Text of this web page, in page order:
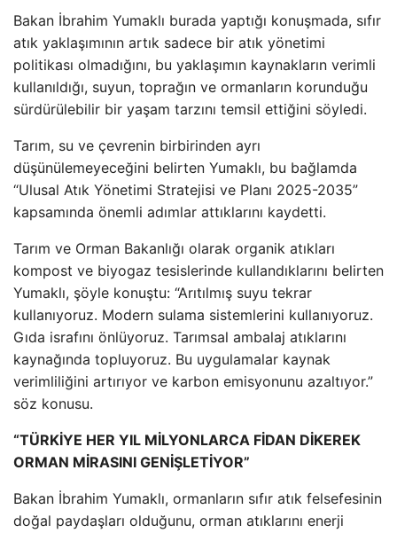
Bakan İbrahim Yumaklı burada yaptığı konuşmada, sıfır
atık yaklaşımının artık sadece bir atık yönetimi
politikası olmadığını, bu yaklaşımın kaynakların verimli
kullanıldığı, suyun, toprağın ve ormanların korunduğu
sürdürülebilir bir yaşam tarzını temsil ettiğini söyledi.
Tarım, su ve çevrenin birbirinden ayrı
düşünülemeyeceğini belirten Yumaklı, bu bağlamda
“Ulusal Atık Yönetimi Stratejisi ve Planı 2025-2035”
kapsamında önemli adımlar attıklarını kaydetti.
Tarım ve Orman Bakanlığı olarak organik atıkları
kompost ve biyogaz tesislerinde kullandıklarını belirten
Yumaklı, şöyle konuştu: “Arıtılmış suyu tekrar
kullanıyoruz. Modern sulama sistemlerini kullanıyoruz.
Gıda israfını önlüyoruz. Tarımsal ambalaj atıklarını
kaynağında topluyoruz. Bu uygulamalar kaynak
verimliliğini artırıyor ve karbon emisyonunu azaltıyor.”
söz konusu.
“TÜRKİYE HER YIL MİLYONLARCA FİDAN DİKEREK
ORMAN MİRASINI GENİŞLETİYOR”
Bakan İbrahim Yumaklı, ormanların sıfır atık felsefesinin
doğal paydaşları olduğunu, orman atıklarını enerji